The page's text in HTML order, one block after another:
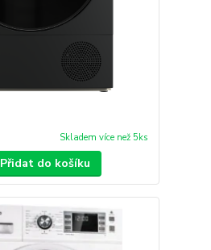
Skladem více než 5ks
Přidat do košíku